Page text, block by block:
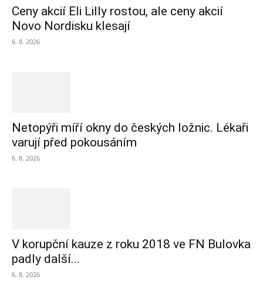
Ceny akcií Eli Lilly rostou, ale ceny akcií
Novo Nordisku klesají
6. 8. 2026
Netopýři míří okny do českých ložnic. Lékaři
varují před pokousáním
6. 8. 2026
V korupční kauze z roku 2018 ve FN Bulovka
padly další...
6. 8. 2026